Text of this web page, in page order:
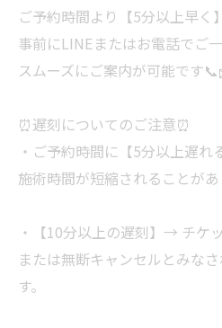
ご予約時間より【5分以上早く
事前にLINEまたはお電話でご
スムーズにご案内が可能です
⏰遅刻についてのご注意⏰
・ご予約時間に【5分以上遅
施術時間が短縮されることがあ
・【10分以上の遅刻】→ チケ
または無断キャンセルとみな
す。